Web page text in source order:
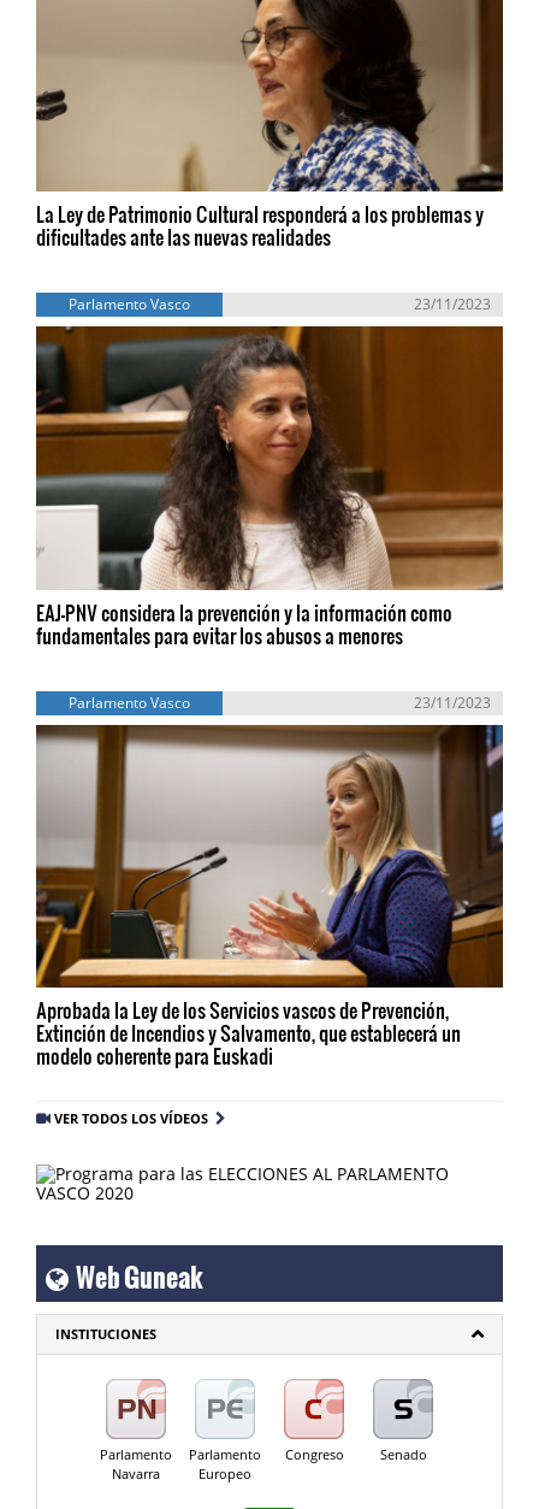
La Ley de Patrimonio Cultural responderá a los problemas y
dificultades ante las nuevas realidades
Parlamento Vasco 23/11/2023
EAJ-PNV considera la prevención y la información como
fundamentales para evitar los abusos a menores
Parlamento Vasco 23/11/2023
Aprobada la Ley de los Servicios vascos de Prevención,
Extinción de Incendios y Salvamento, que establecerá un
modelo coherente para Euskadi
VER TODOS LOS VÍDEOS
Web Guneak
INSTITUCIONES
Parlamento
Navarra
Parlamento
Europeo
Congreso Senado